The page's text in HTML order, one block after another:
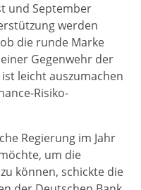
und September
werden
die runde Marke
Gegenwehr der
leicht auszumachen
Risiko-
Regierung im Jahr
um die
können, schickte die